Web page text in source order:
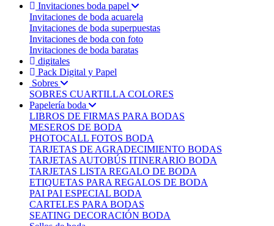
Invitaciones boda papel
Invitaciones de boda acuarela
Invitaciones de boda superpuestas
Invitaciones de boda con foto
Invitaciones de boda baratas
digitales
Pack Digital y Papel
Sobres
SOBRES CUARTILLA COLORES
Papelería boda
LIBROS DE FIRMAS PARA BODAS
MESEROS DE BODA
PHOTOCALL FOTOS BODA
TARJETAS DE AGRADECIMIENTO BODAS
TARJETAS AUTOBÚS ITINERARIO BODA
TARJETAS LISTA REGALO DE BODA
ETIQUETAS PARA REGALOS DE BODA
PAI PAI ESPECIAL BODA
CARTELES PARA BODAS
SEATING DECORACIÓN BODA